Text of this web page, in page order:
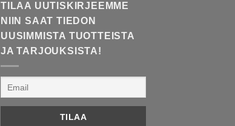
TILAA UUTISKIRJEEMME
NIIN SAAT TIEDON
UUSIMMISTA TUOTTEISTA
JA TARJOUKSISTA!